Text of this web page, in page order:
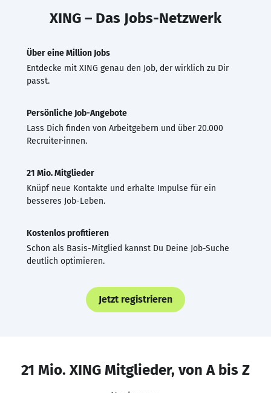
XING – Das Jobs-Netzwerk
Über eine Million Jobs
Entdecke mit XING genau den Job, der wirklich zu Dir
passt.
Persönliche Job-Angebote
Lass Dich finden von Arbeitgebern und über 20.000
Recruiter·innen.
21 Mio. Mitglieder
Knüpf neue Kontakte und erhalte Impulse für ein
besseres Job-Leben.
Kostenlos profitieren
Schon als Basis-Mitglied kannst Du Deine Job-Suche
deutlich optimieren.
Jetzt registrieren
21 Mio. XING Mitglieder, von A bis Z